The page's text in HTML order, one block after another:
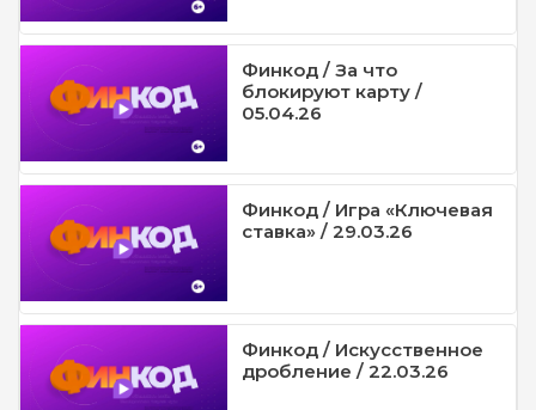
Финкод / За что
блокируют карту /
05.04.26
Финкод / Игра «Ключевая
ставка» / 29.03.26
Финкод / Искусственное
дробление / 22.03.26